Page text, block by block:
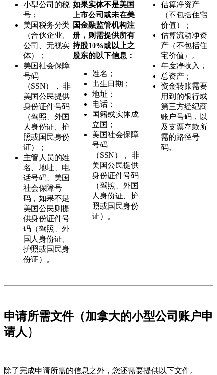
小型公司的税
号；
美国税务分类
（合伙企业、
公司、无视实
体）；
美国社会保障
号码
（SSN）， 非
美国公民提供
身份证件号码
（驾照、外国
人身份证、护
照或国民身份
证）；
主管人员的姓
名、地址、电
话号码、美国
社会保障号
码，如果不是
美国公民则提
供身份证件号
码（驾照、外
国人身份证、
护照或国民身
份证）。
如果实体不是美国
上市公司或未在美
国金融监管机构注
册，则需提供所有
持股10%或以上之
股东的以下信息：
姓名；
出生日期；
地址；
电话；
国籍或实体成
立国；
美国社会保障
号码
（SSN）， 非
美国公民提供
身份证件号码
（驾照、外国
人身份证、护
照或国民身份
证）。
估算净资产
（不包括住宅
价值）；
估算流动净资
产（不包括住
宅价值）。
年度净收入；
总资产；
资金转账需要
用到的银行或
第三方经纪商
账户号码，以
及支票存款所
需的路径号
码。
申请所需文件（加拿大的小型公司账户申
请人）
除了完成申请所需的信息之外，您还需要提供以下文件。